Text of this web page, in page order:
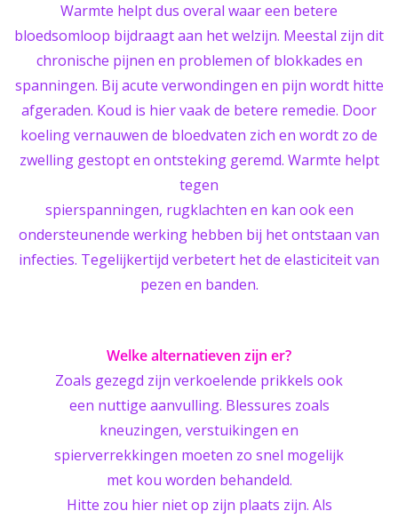
Warmte helpt dus overal waar een betere
bloedsomloop bijdraagt aan het welzijn. Meestal zijn dit
chronische pijnen en problemen of blokkades en
spanningen. Bij acute verwondingen en pijn wordt hitte
afgeraden. Koud is hier vaak de betere remedie. Door
koeling vernauwen de bloedvaten zich en wordt zo de
zwelling gestopt en ontsteking geremd. Warmte helpt
tegen
spierspanningen, rugklachten en kan ook een
ondersteunende werking hebben bij het ontstaan van
infecties. Tegelijkertijd verbetert het de elasticiteit van
pezen en banden.
Welke alternatieven zijn er?
Zoals gezegd zijn verkoelende prikkels ook
een nuttige aanvulling. Blessures zoals
kneuzingen, verstuikingen en
spierverrekkingen moeten zo snel mogelijk
met kou worden behandeld.
Hitte zou hier niet op zijn plaats zijn. Als